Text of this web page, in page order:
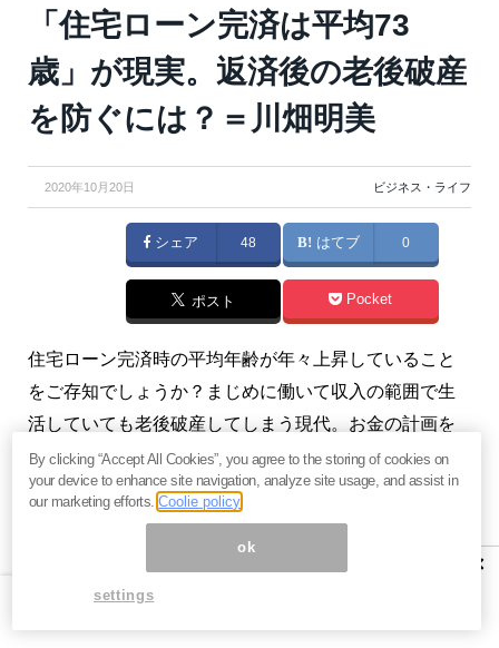
「住宅ローン完済は平均73
歳」が現実。返済後の老後破産
を防ぐには？＝川畑明美
2020年10月20日 ビジネス・ライフ
シェア 48 はてブ 0
ポスト Pocket
住宅ローン完済時の平均年齢が年々上昇していること
をご存知でしょうか？まじめに働いて収入の範囲で生
活していても老後破産してしまう現代。お金の計画を
立てることは必須です。（『教育貧困にならないため
に』川畑明美）
「定年まで働く」の危うさ。会社を勤め上げ
た人ほど老後破産するワケ＝牧野寿和
×
By clicking “Accept All Cookies”, you agree to the storing of cookies on
your device to enhance site navigation, analyze site usage, and assist in
our marketing efforts.Coolie policy
ok
settings